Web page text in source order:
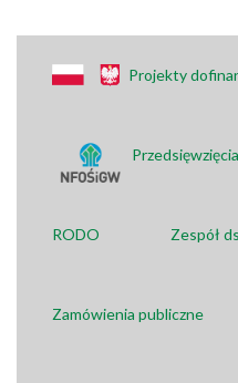
Projekty
RODO Zespół
Zamówienia publiczne